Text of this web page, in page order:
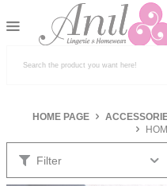
HOME PAGE
Filter